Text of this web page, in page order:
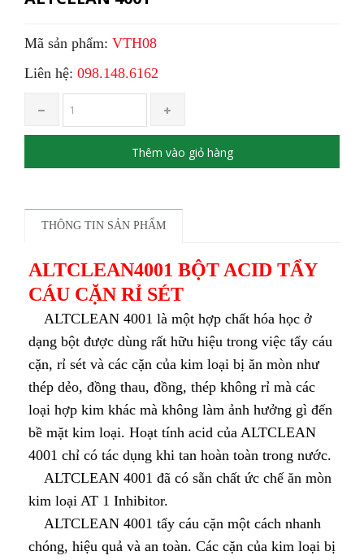
Mã sản phẩm: VTH08
Liên hệ: 098.148.6162
Thêm vào giỏ hàng
THÔNG TIN SẢN PHẨM
ALTCLEAN4001 BỘT ACID TẨY
CÁU CẶN RỈ SÉT
ALTCLEAN 4001 là một hợp chất hóa học ở
dạng bột được dùng rất hữu hiệu trong việc tẩy cáu
cặn, rỉ sét và các cặn của kim loại bị ăn mòn như
thép dẻo, đồng thau, đồng, thép không rỉ mà các
loại hợp kim khác mà không làm ảnh hưởng gì đến
bề mặt kim loại. Hoạt tính acid của ALTCLEAN
4001 chỉ có tác dụng khi tan hoàn toàn trong nước.
ALTCLEAN 4001 đã có sẵn chất ức chế ăn mòn
kim loại AT 1 Inhibitor.
ALTCLEAN 4001 tẩy cáu cặn một cách nhanh
chóng, hiệu quả và an toàn. Các cặn của kim loại bị